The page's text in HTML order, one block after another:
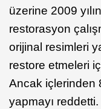
üzerine 2009
restorasyon
orijinal resimleri
restore etmeleri
Ancak içlerinden
yapmayı reddetti.